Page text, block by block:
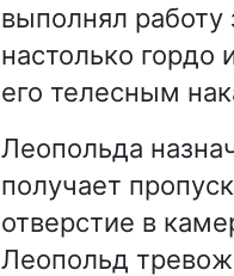
выполнял
настолько гордо
его телесным
Леопольда
получает
отверстие в
Леопольд